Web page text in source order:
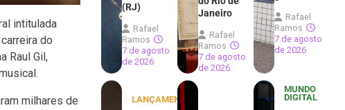
intitulada
do
Raul Gil,
milhares de
(RJ)
Rafael
Ramos
7 de agosto
de 2026
Janeiro
Rafael
Ramos
7 de agosto
de 2026
Rafael
Ramos
7 de agosto
de 2026
LANÇAMENTOS
MUNDO
DIGITAL